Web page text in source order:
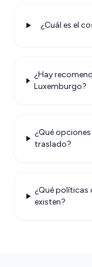
¿Cuál es el
¿Hay
Luxemburgo?
¿Qué
traslado?
¿Qué políticas
existen?